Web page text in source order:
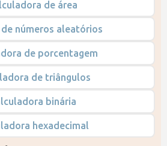
de área
números aleatórios
de porcentagem
de triângulos
binária
hexadecimal